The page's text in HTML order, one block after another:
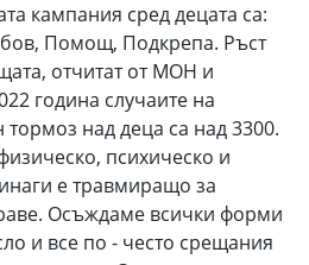
кампания сред децата са:
Помощ, Подкрепа. Ръст
отчитат от МОН и
година случаите на
над деца са над 3300.
психическо и
е травмиращо за
Осъждаме всички форми
и все по - често срещания